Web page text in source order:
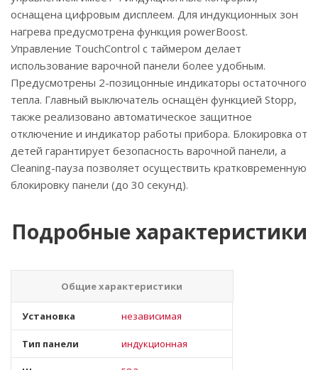
оснащена цифровым дисплеем. Для индукционных зон
нагрева предусмотрена функция powerBoost.
Управление TouchControl с таймером делает
использование варочной панели более удобным.
Предусмотрены 2-позицонные индикаторы остаточного
тепла. Главный выключатель оснащён функцией Stopp,
также реализовано автоматическое защитное
отключение и индикатор работы прибора. Блокировка от
детей гарантирует безопасность варочной панели, а
Cleaning-пауза позволяет осуществить кратковременную
блокировку панели (до 30 секунд).
Подробные характеристики
Общие характеристики
Установка независимая
Тип панели индукционная